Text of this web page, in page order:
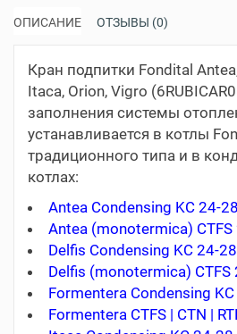
ОПИСАНИЕ ОТЗЫВЫ (0)
Кран подпитки Fondital
Itaca, Orion, Vigro
заполнения системы
устанавливается в котлы
традиционного типа и в
котлах:
Antea Condensing KC 24-
Antea (monotermica) CTFS
Delfis Condensing KC 24-
Delfis (monotermica) CTFS
Formentera Condensing
Formentera CTFS | CTN |